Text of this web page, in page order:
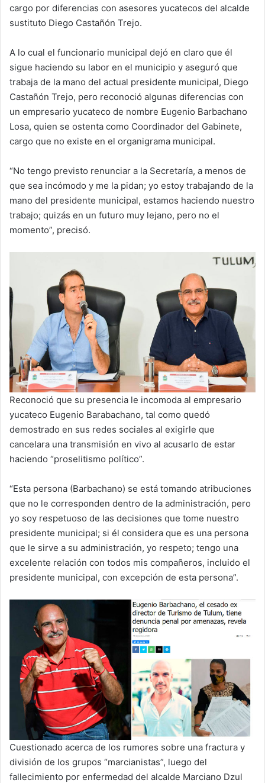
cargo por diferencias con asesores yucatecos del alcalde
sustituto Diego Castañón Trejo.
A lo cual el funcionario municipal dejó en claro que él
sigue haciendo su labor en el municipio y aseguró que
trabaja de la mano del actual presidente municipal, Diego
Castañón Trejo, pero reconoció algunas diferencias con
un empresario yucateco de nombre Eugenio Barbachano
Losa, quien se ostenta como Coordinador del Gabinete,
cargo que no existe en el organigrama municipal.
“No tengo previsto renunciar a la Secretaría, a menos de
que sea incómodo y me la pidan; yo estoy trabajando de la
mano del presidente municipal, estamos haciendo nuestro
trabajo; quizás en un futuro muy lejano, pero no el
momento”, precisó.
Reconoció que su presencia le incomoda al empresario
yucateco Eugenio Barabachano, tal como quedó
demostrado en sus redes sociales al exigirle que
cancelara una transmisión en vivo al acusarlo de estar
haciendo “proselitismo político”.
“Esta persona (Barbachano) se está tomando atribuciones
que no le corresponden dentro de la administración, pero
yo soy respetuoso de las decisiones que tome nuestro
presidente municipal; si él considera que es una persona
que le sirve a su administración, yo respeto; tengo una
excelente relación con todos mis compañeros, incluido el
presidente municipal, con excepción de esta persona”.
Cuestionado acerca de los rumores sobre una fractura y
división de los grupos “marcianistas”, luego del
fallecimiento por enfermedad del alcalde Marciano Dzul